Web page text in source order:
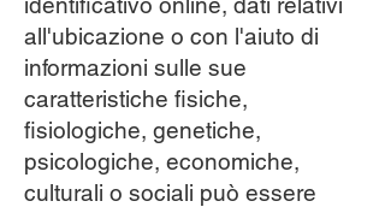
all'ubicazione o con l'aiuto di
informazioni sulle sue
caratteristiche fisiche,
fisiologiche, genetiche,
psicologiche, economiche,
culturali o sociali può essere